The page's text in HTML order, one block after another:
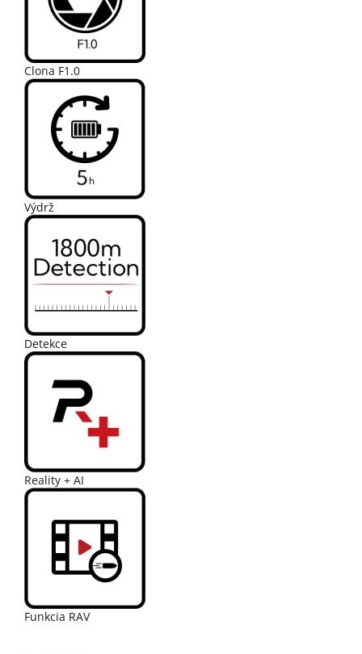
Clona F1.0
Výdrž
Detekce
Reality + AI
Funkcia RAV